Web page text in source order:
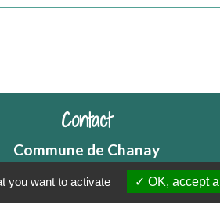
Contact
Commune de Chanay
5 Place des tilleuls
01420 Chanay - FRANCE
you want to activate OK, accept all